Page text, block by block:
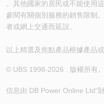
。其他國家的居民或不能使用
參閱有關個別服務的銷售限制
者或網上交通而延誤。
以上精選及焦點產品根據產品
© UBS 1998-2026 . 版權所有。
信息由 DB Power Online Ltd“